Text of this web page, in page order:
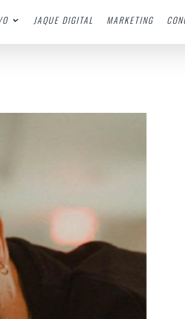
JAQUE DIGITAL MARKETING